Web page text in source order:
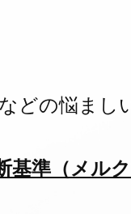
どの悩まし
基準（メルク